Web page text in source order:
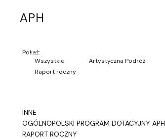
APH
Pokaż:
Wszystkie
Artystyczna Podróż
Raport roczny
INNE
OGÓLNOPOLSKI PROGRAM DOTACYJNY APH
RAPORT ROCZNY